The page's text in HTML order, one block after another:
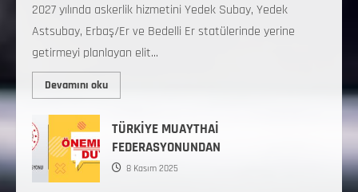
2027 yılında askerlik hizmetini Yedek Subay, Yedek
Astsubay, Erbaş/Er ve Bedelli Er statülerinde yerine
getirmeyi planlayan elit...
Devamını oku
TÜRKİYE MUAYTHAİ
FEDERASYONUNDAN
8 Kasım 2025